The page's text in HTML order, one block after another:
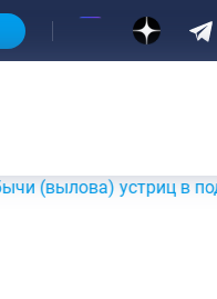
в подзоне